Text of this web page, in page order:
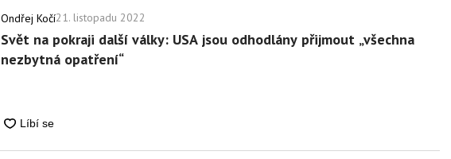
Ondřej Kočí21. listopadu 2022
Svět na pokraji další války: USA jsou odhodlány přijmout „všechna
nezbytná opatření“